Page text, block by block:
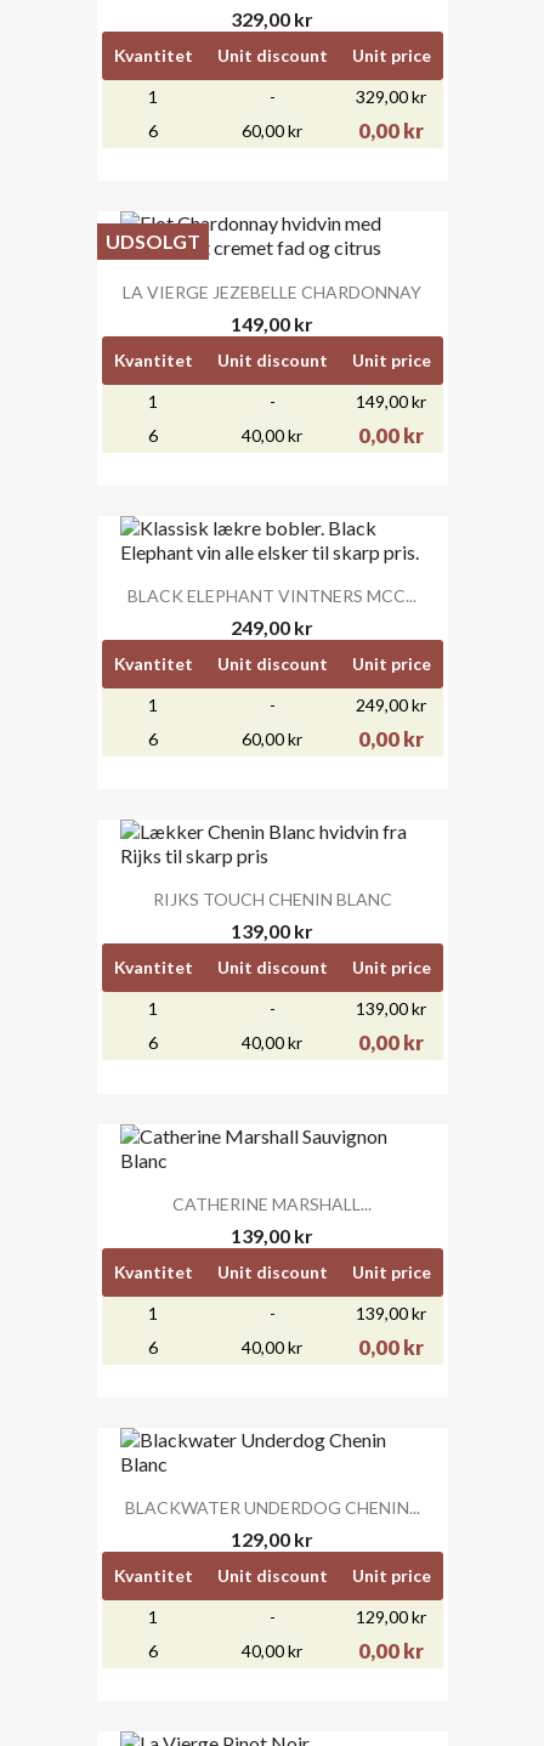
329,00 kr
Kvantitet Unit discount
Unit price
1
-
329,00 kr
6
60,00 kr 0,00 kr
LA VIERGE JEZEBELLE CHARDONNAY
149,00 kr
Kvantitet Unit discount
Unit price
1
-
149,00 kr
6
40,00 kr 0,00 kr
UDSOLGT
BLACK ELEPHANT VINTNERS MCC...
249,00 kr
Kvantitet Unit discount
Unit price
1
-
249,00 kr
6
60,00 kr 0,00 kr
RIJKS TOUCH CHENIN BLANC
139,00 kr
Kvantitet Unit discount
Unit price
1
-
139,00 kr
6
40,00 kr 0,00 kr
CATHERINE MARSHALL...
139,00 kr
Kvantitet Unit discount
Unit price
1
-
139,00 kr
6
40,00 kr 0,00 kr
BLACKWATER UNDERDOG CHENIN...
129,00 kr
Kvantitet Unit discount
Unit price
1
-
129,00 kr
6
40,00 kr 0,00 kr